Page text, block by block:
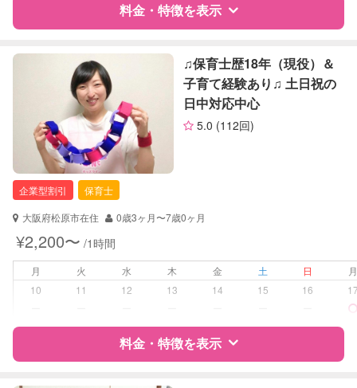
対応可否は個別に相談
お引き受けしていません
お子様の撮影
（定期特典）
対応不可
料金・特徴を表示
特徴 料金 レビュー
サポートの特徴
資格
企業型割引対象(旧内閣府補助対象)
自治体届出済ベビーシッター
保育士
対応可能/特徴 送迎サポート
病児対応
障がい児対応 対応可否は個別に相談
レッスン なし
定期予約 お引き受けしていません
♫保育士歴18年（現役）＆
子育て経験あり♫ 土日祝の
日中対応中心
5.0 (112回)
企業型割引
保育士
大阪府松原市在住
0歳3ヶ月〜7歳0ヶ月
¥2,200〜 /1時間
月 火 水 木 金 土 日
10
11 12 13 14 15 16
料金・特徴を表示